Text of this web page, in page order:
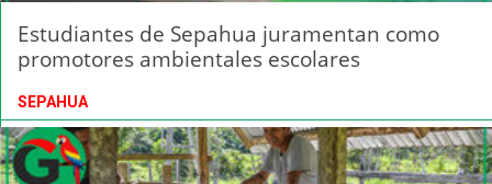
Estudiantes de Sepahua juramentan como
promotores ambientales escolares
SEPAHUA